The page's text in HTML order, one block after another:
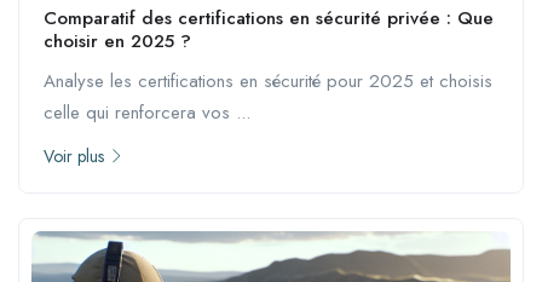
Comparatif des certifications en sécurité privée : Que
choisir en 2025 ?
Analyse les certifications en sécurité pour 2025 et choisis
celle qui renforcera vos ...
Voir plus